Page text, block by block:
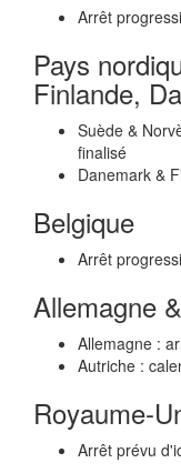
Arrêt
Pays
Finlande,
Suède &
finalisé
Danemark &
Belgique
Arrêt
Allemagne
Allemagne :
Autriche :
Royaume-
Arrêt prévu